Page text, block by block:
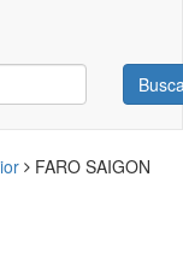
FARO SAIGON